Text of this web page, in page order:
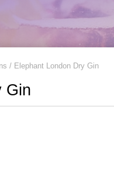
/ Elephant London Dry Gin
Gin